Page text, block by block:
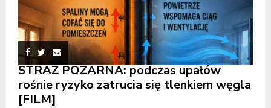
STRAŻ POŻARNA: podczas upałów
rośnie ryzyko zatrucia się tlenkiem węgla
[FILM]